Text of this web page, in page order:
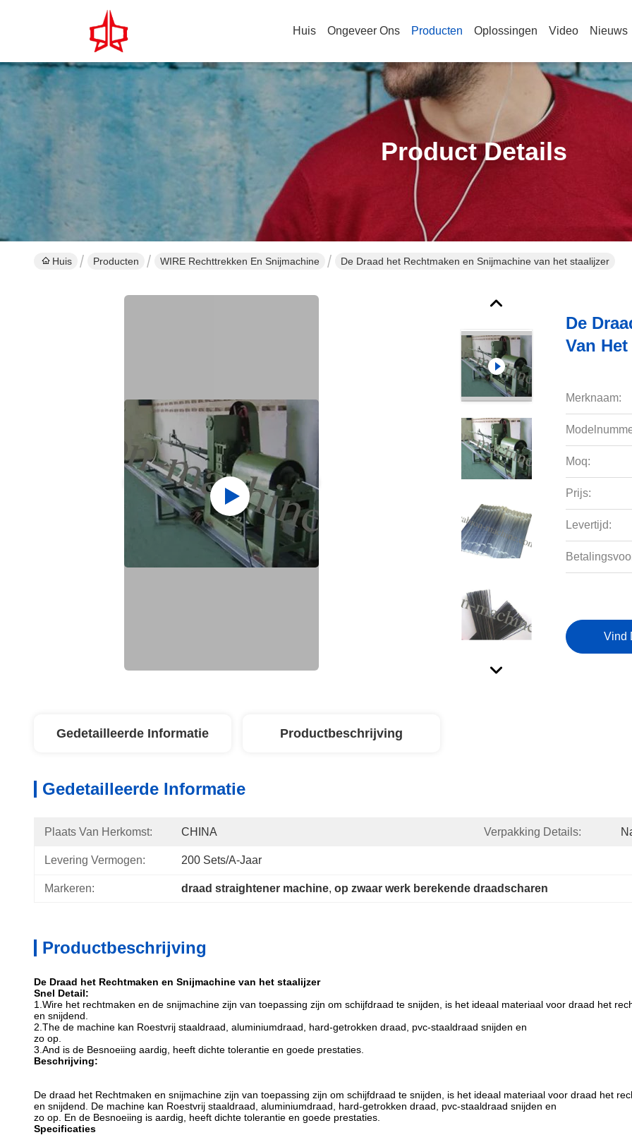
Huis Ongeveer Ons Producten Oplossingen Video Nieuws
Product Details
Huis Producten WIRE Rechttrekken En Snijmachine De Draad het Rechtmaken en Snijmachine van het staalijzer
De
Van
Merknaam:
Moq:
Prijs:
Levertijd:
Vind
Gedetailleerde Informatie Productbeschrijving
Gedetailleerde Informatie
Plaats Van Herkomst: CHINA Verpakking Details:
Levering Vermogen: 200 Sets/a-Jaar
Markeren: draad straightener machine, op zwaar werk berekende draadscharen
Productbeschrijving
De Draad het Rechtmaken en Snijmachine van het staalijzer
Snel Detail:
1.Wire het rechtmaken en de snijmachine zijn van toepassing zijn om schijfdraad te snijden, is het ideaal materiaal voor draad het
en snijdend.
2.The de machine kan Roestvrij staaldraad, aluminiumdraad, hard-getrokken draad, pvc-staaldraad snijden en
zo op.
3.And is de Besnoeiing aardig, heeft dichte tolerantie en goede prestaties.
Beschrijving:
De draad het Rechtmaken en snijmachine zijn van toepassing zijn om schijfdraad te snijden, is het ideaal materiaal voor draad het
en snijdend. De machine kan Roestvrij staaldraad, aluminiumdraad, hard-getrokken draad, pvc-staaldraad snijden en
zo op. En de Besnoeiing is aardig, heeft dichte tolerantie en goede prestaties.
Specificaties